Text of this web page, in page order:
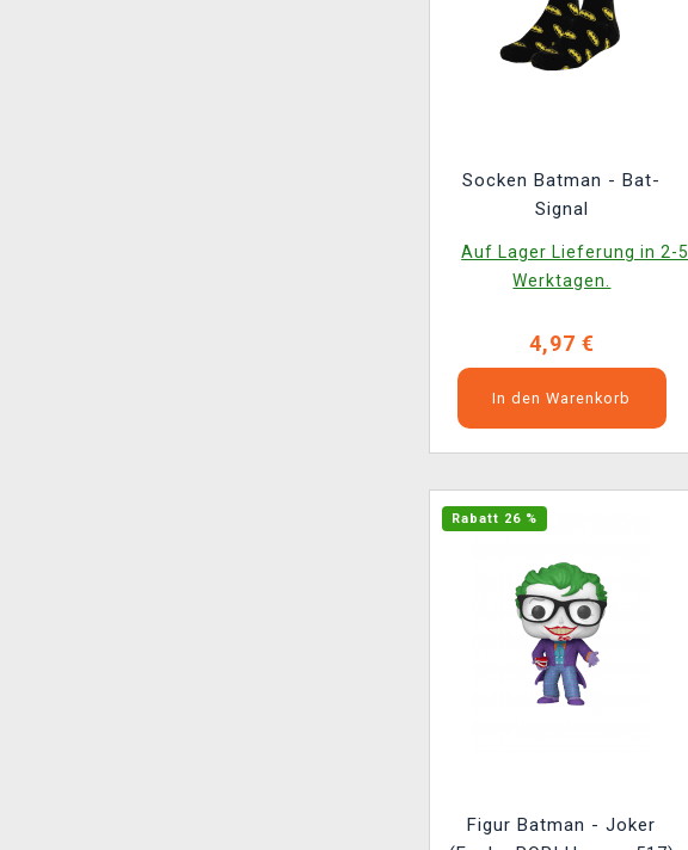
Socken Batman - Bat-
Signal
Auf Lager Lieferung in 2-5
Werktagen.
4,97 €
In den Warenkorb
Rabatt 26 %
Figur Batman - Joker